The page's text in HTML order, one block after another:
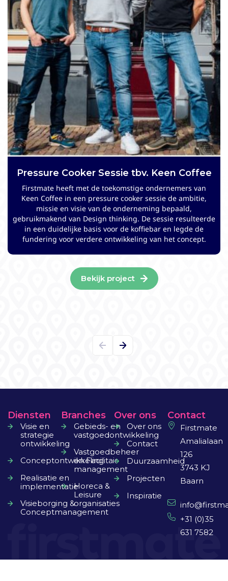
Pressure Cooker Sessie tbv. Keen Coffee
Firstmate heeft met de toekomstige ondernemers van
Keen Coffee in een pressure cooker sessie de ambitie,
missie en visie van de onderneming bepaald,
gebruikmakend van Design thinking. De sessie resulteerde
in een duidelijke basis voor de koffiebar en legde de
fundering voor verdere ontwikkeling van het concept.
Bekijk project
Strategieontwikkeling voor Stayokay
Hostels
Stayokay Hostels is een purpose-driven hostelorganisatie
die midden in de samenleving staat. Mede vanwege de
sterk veranderende marktomstandigheden had de
organisatie behoefte om haar strategie tegen het licht te
houden en waar nodig aan te passen. Firstmate
Diensten
Visie en
strategie
ontwikkeling
Conceptontwikkeling
Realisatie en
implementatie
Visieborging &
Conceptmanagement
Branches
Gebieds- en
vastgoedontwikkeling
Vastgoedbeheer
en Facilitair
management
Horeca &
Leisure
organisaties
Over ons
Over ons
Contact
Duurzaamheid
Projecten
Inspiratie
Contact
Firstmate
Amalialaan
126
3743 KJ
Baarn
+31 (0)35
631 7582